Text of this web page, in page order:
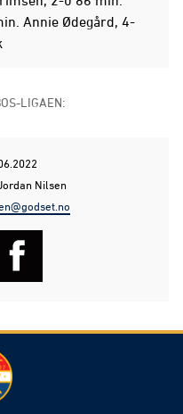
Annie Ødegård, 4-
LIGAEN:
Nilsen